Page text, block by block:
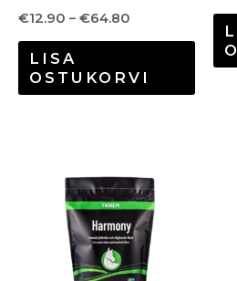
€12.90 – €64.80
LISA
OSTUKORVI
kuni
€116.80